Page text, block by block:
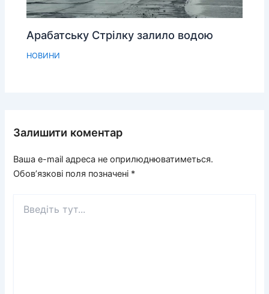
Арабатську Стрілку залило водою
НОВИНИ
Залишити коментар
Ваша e-mail адреса не оприлюднюватиметься.
Обов’язкові поля позначені *
тут...